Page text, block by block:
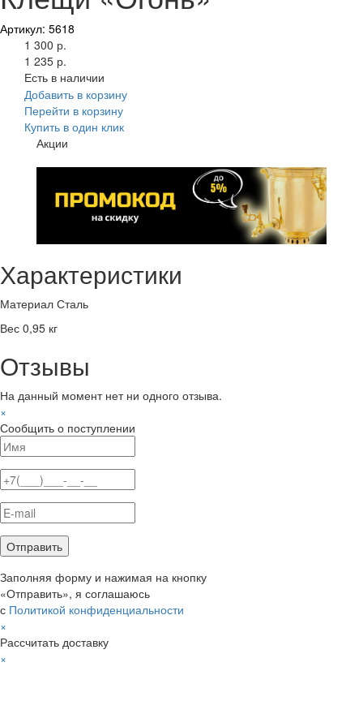
Артикул: 5618
1 300 р.
1 235 р.
Есть в наличии
Добавить в корзину
Перейти в корзину
Купить в один клик
Акции
Характеристики
Материал Сталь
Вес 0,95 кг
Отзывы
На данный момент нет ни одного отзыва.
×
Сообщить о поступлении
Заполняя форму и нажимая на кнопку
«Отправить», я соглашаюсь
с Политикой конфиденциальности
×
Рассчитать доставку
×